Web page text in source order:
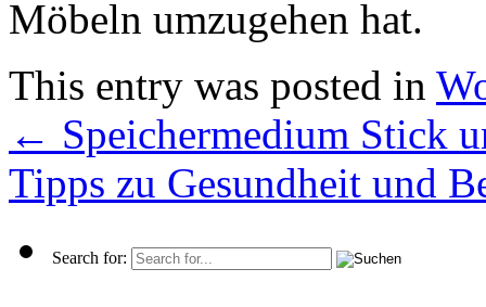
Möbeln umzugehen hat.
This entry was posted in
← Speichermedium Stick
Tipps zu Gesundheit und
Search for: